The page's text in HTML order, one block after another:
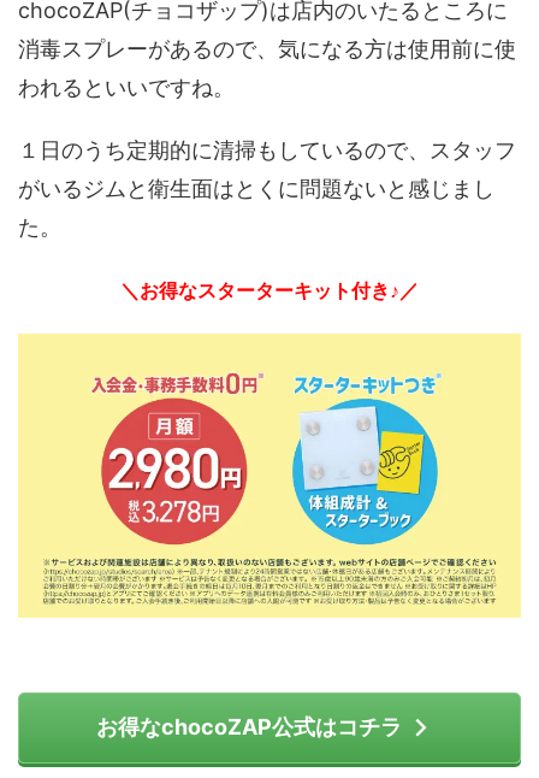
chocoZAP(チョコザップ)は店内のいたるところに
消毒スプレーがあるので、気になる方は使用前に使
われるといいですね。
１日のうち定期的に清掃もしているので、スタッフ
がいるジムと衛生面はとくに問題ないと感じまし
た。
＼お得なスターターキット付き♪／
お得なchocoZAP公式はコチラ